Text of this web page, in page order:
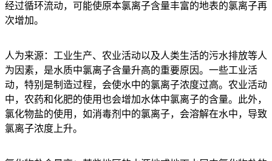
经过循环流动，可能使原本氯离子含量丰富的地表的氯离子再
次增加。
人为来源：工业生产、农业活动以及人类生活的污水排放等人
为因素，是水质中氯离子含量升高的重要原因。一些工业活
动，特别是制造过程，会使水中的氯离子浓度过高。农业活动
中，农药和化肥的使用也会增加水体中氯离子的含量。此外，
氯化物盐的使用，如消毒剂中的氯离子，会溶解在水中，导致
氯离子浓度上升。